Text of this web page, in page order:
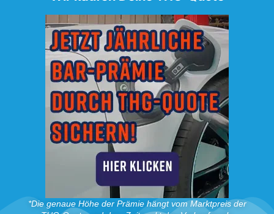
*Die genaue Höhe der Prämie hängt vom Marktpreis der